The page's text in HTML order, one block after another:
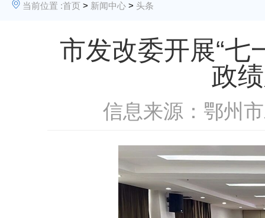
当前位置 :首页 > 新闻中心 > 头条
市发改委开展“七
政
信息来源：鄂州